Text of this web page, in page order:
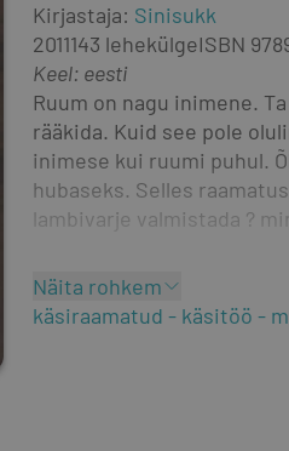
Kirjastaja: Sinisukk
2011143 lehekülgeISBN
Keel: eesti
Ruum on nagu inimene.
rääkida. Kuid see pole
inimese kui ruumi puhul.
hubaseks. Selles
lambivarje valmistada ?
Näita rohkem
käsiraamatud
käsitöö